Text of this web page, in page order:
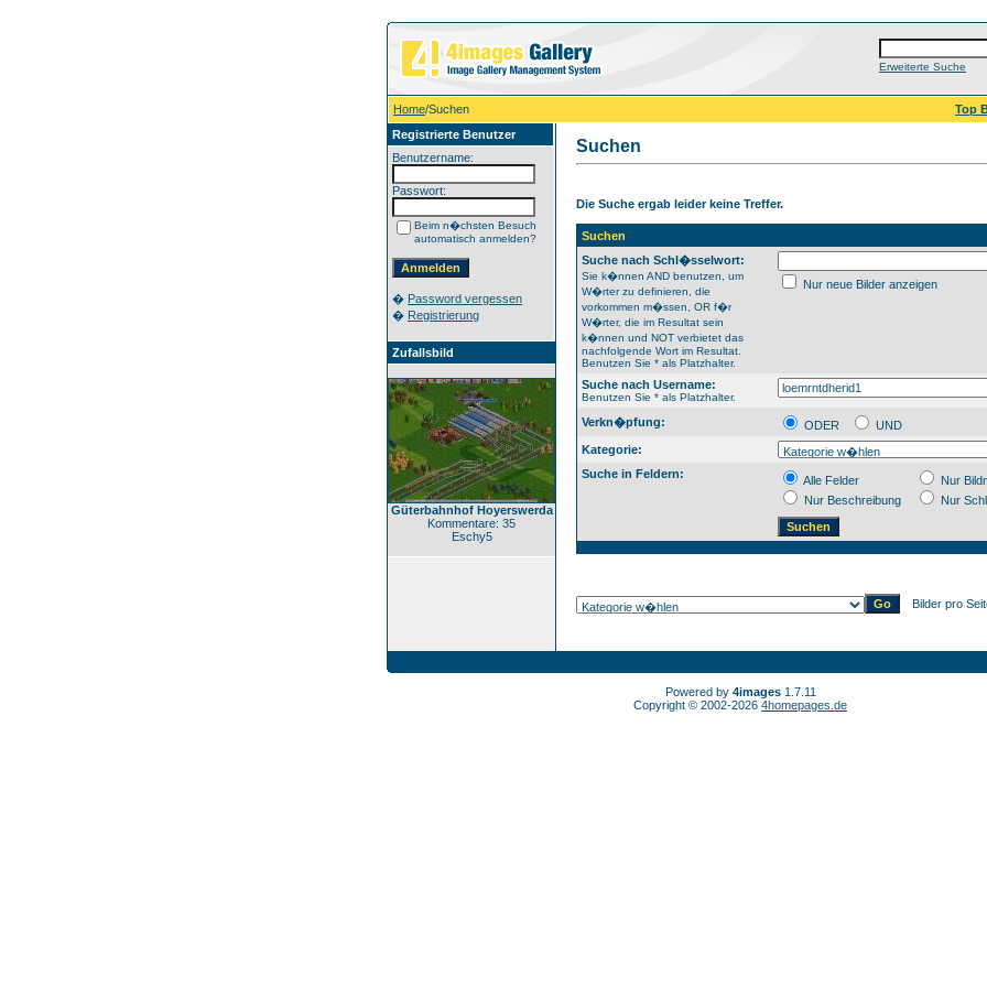
Erweiterte Suche
Home/Suchen Top
Registrierte Benutzer
Benutzername:
Passwort:
Beim n�chsten Besuch
automatisch anmelden?
� Password vergessen
� Registrierung
Zufallsbild
Güterbahnhof Hoyerswerda
Kommentare: 35
Eschy5
Suchen
Die Suche ergab leider keine Treffer.
Suchen
Suche nach Schl�sselwort:
Sie k�nnen AND benutzen, um
W�rter zu definieren, die
vorkommen m�ssen, OR f�r
W�rter, die im Resultat sein
k�nnen und NOT verbietet das
nachfolgende Wort im Resultat.
Benutzen Sie * als Platzhalter.
Nur neue Bilder anzeigen
Suche nach Username:
Benutzen Sie * als Platzhalter.
Verkn�pfung: ODER
UND
Kategorie:
Suche in Feldern:
Alle Felder
Nur
Nur Beschreibung
Nur
Bilder pro
Powered by 4images1.7.11
Copyright © 2002-2026 4homepages.de